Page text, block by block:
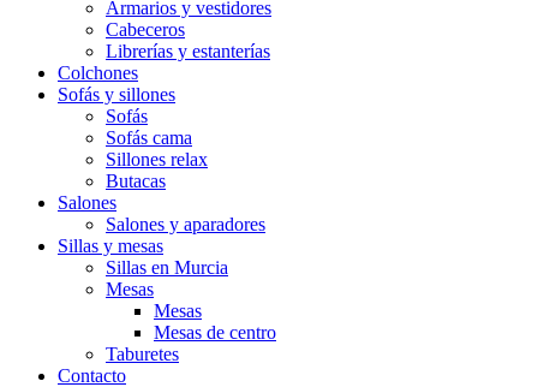
Armarios y vestidores
Cabeceros
Librerías y estanterías
Colchones
Sofás y sillones
Sofás
Sofás cama
Sillones relax
Butacas
Salones
Salones y aparadores
Sillas y mesas
Sillas en Murcia
Mesas
Mesas
Mesas de centro
Taburetes
Contacto